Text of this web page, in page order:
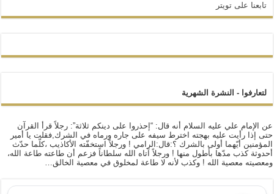
تابعنا على تويتر
لتعارفوا - النشرة الشهرية
عن الإمام علي عليه السلام أنه قال: “إحذروا على دينكم ثلاثة”: رجلاً قرأ القرآن
حتى إذا رأيت عليه بهجته اخترط سيفه على جاره ورماه في الشرك,فقلت يا أمير
المؤمنين أيّهما أولى بالشرك ؟:قال:الرامي ! ورجلاً استخفّته الأكاذيب ،كلّما حدّث
أحدوثة كذب مدّها بأطول منها ! ورجلاً آتاه الله سلطاناً فزعم أن طاعته طاعة الله،
ومعصيته معصية الله ! وكذب لأنه لا طاعة لمخلوق في معصية الخالق…